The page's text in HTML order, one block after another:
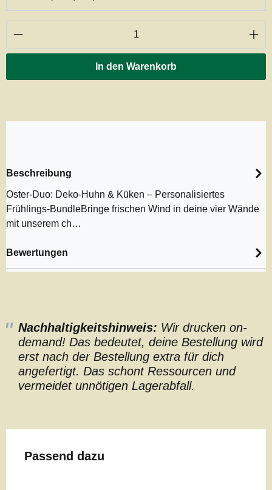
Produkt Anzahl: Gib den gewünschten
In den Warenkorb
Beschreibung
Oster-Duo: Deko-Huhn & Küken – Personalisiertes
Frühlings-BundleBringe frischen Wind in deine vier Wände
mit unserem ch…
Bewertungen
Nachhaltigkeitshinweis: Wir drucken on-
demand! Das bedeutet, deine Bestellung wird
erst nach der Bestellung extra für dich
angefertigt. Das schont Ressourcen und
vermeidet unnötigen Lagerabfall.
Produktgalerie überspringen
Passend dazu